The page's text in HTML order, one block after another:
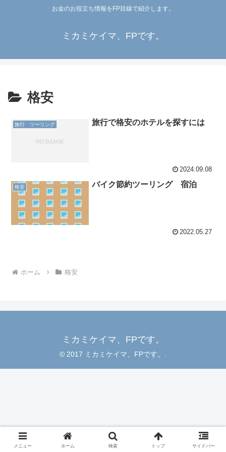
お金のお役立ち情報をFP目線で紹介します。
ミカミケイマ、FPです。
格安
旅行 ツーリング 旅行で格安のホテルを探すには
2024.09.08
格安 バイク節約ツーリング 宿泊
2022.05.27
ホーム 格安
ミカミケイマ、FPです。
© 2017 ミカミケイマ、FPです。.
メニュー ホーム 検索 トップ サイドバー